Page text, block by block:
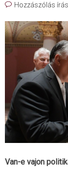
Hozzászólás
Van-e vajon